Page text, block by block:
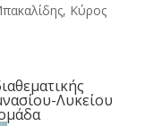
Κύρος
Λυκείου